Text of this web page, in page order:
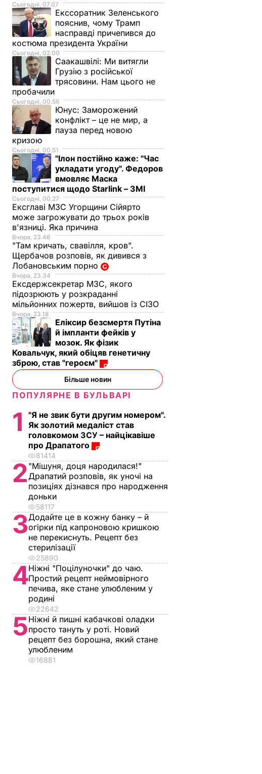
Сьогодні, 07.07
Екссоратник Зеленського
пояснив, чому Трамп
насправді причепився до
костюма президента України
Сьогодні, 02.00
Саакашвілі: Ми витягли
Грузію з російської
трясовини. Нам цього не
пробачили
Сьогодні, 00.56
Юнус: Заморожений
конфлікт – це не мир, а
пауза перед новою
кризою
Сьогодні, 00.51
"Ілон постійно каже: "Час
укладати угоду". Федоров
вмовляє Маска
поступитися щодо Starlink – ЗМІ
Сьогодні, 00.27
Ексглаві МЗС Угорщини Сійярто
може загрожувати до трьох років
в'язниці. Яка причина
Вчора, 23.46
"Там кричать, свавілля, кров".
Щербачов розповів, як дивився з
Лобановським порно
Вчора, 23.34
Ексдержсекретар МЗС, якого
підозрюють у розкраданні
мільйонних пожертв, вийшов із СІЗО
Вчора, 23.18
Еліксир безсмертя Путіна
й імпланти фейків у
мозок. Як фізик
Ковальчук, який обіцяв генетичну
зброю, став "героєм"
Більше новин
ПОПУЛЯРНЕ В БУЛЬВАРІ
1
"Я не звик бути другим номером".
Як золотий медаліст став
головкомом ЗСУ – найцікавіше
про Драпатого
81414
2 "Мішуня, доця народилася!"
Драпатий розповів, як уночі на
позиціях дізнався про народження
доньки
58117
3Додайте це в кожну банку – й
огірки під капроновою кришкою
не перекиснуть. Рецепт без
стерилізації
25890
4Ніжні "Поцілуночки" до чаю.
Простий рецепт неймовірного
печива, яке стане улюбленим у
родині
22642
5Ніжні й пишні кабачкові оладки
просто тануть у роті. Новий
рецепт без борошна, який стане
улюбленим
16881